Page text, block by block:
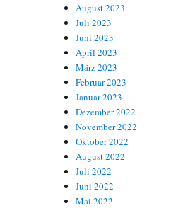
August 2023
Juli 2023
Juni 2023
April 2023
März 2023
Februar 2023
Januar 2023
Dezember 2022
November 2022
Oktober 2022
August 2022
Juli 2022
Juni 2022
Mai 2022